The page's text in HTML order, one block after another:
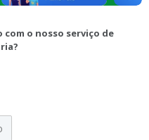
o nosso serviço de